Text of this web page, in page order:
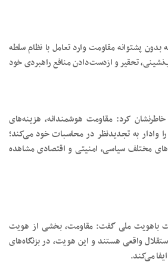
پشتوانه مقاومت وارد تعامل با نظام سلطه
تحقیر و ازدست‌دادن منافع راهبردی خود
کرد: مقاومت هوشمندانه، هزینه‌های
وادار به تجدیدنظر در محاسبات خود می‌کند؛
مختلف سیاسی، امنیتی و اقتصادی مشاهده
باهویت ملی گفت: مقاومت، بخشی از هویت
واقعی هستند و این هویت، در بزنگاه‌های
می‌کند.